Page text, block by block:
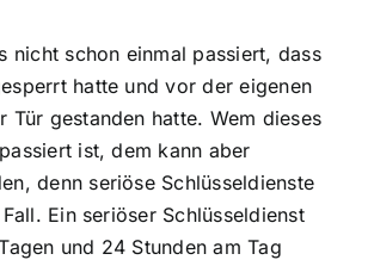
nicht schon einmal passiert, dass
hatte und vor der eigenen
Tür gestanden hatte. Wem dieses
ist, dem kann aber
denn seriöse Schlüsseldienste
Ein seriöser Schlüsseldienst
und 24 Stunden am Tag